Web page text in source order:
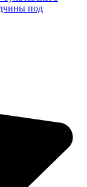
под